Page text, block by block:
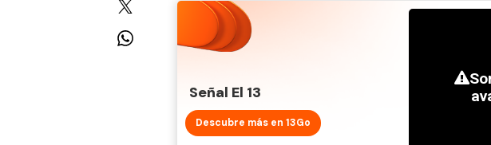
Señal El 13
Descubre más en 13Go